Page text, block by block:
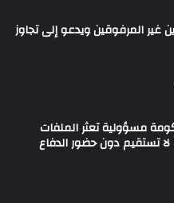
غير المرفوقين ويدعو إلى تجاوز
مسؤولية تعثر الملفات
لا تستقيم دون حضور الدفاع